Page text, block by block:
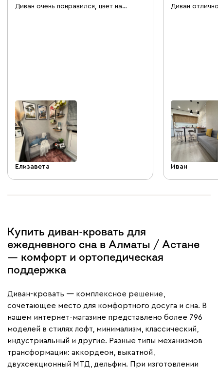
Диван очень понравился, цвет на
Елизавета
Диван
Иван
Купить диван-кровать для
ежедневного сна в Алматы / Астане
— комфорт и ортопедическая
поддержка
Диван-кровать — комплексное решение,
сочетающее место для комфортного досуга и сна. В
нашем интернет-магазине представлено более 796
моделей в стилях лофт, минимализм, классический,
индустриальный и другие. Разные типы механизмов
трансформации: аккордеон, выкатной,
двухсекционный МТД, дельфин. При изготовлении